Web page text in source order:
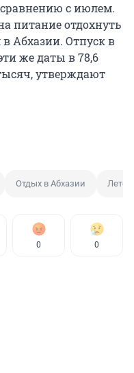
с июлем.
питание отдохнуть
Абхазии. Отпуск в
же даты в 78,6
утверждают
Отдых в Абхазии Лето
0 0